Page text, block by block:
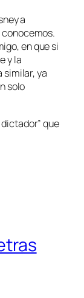
a
en que si
y la
similar, ya
solo
que